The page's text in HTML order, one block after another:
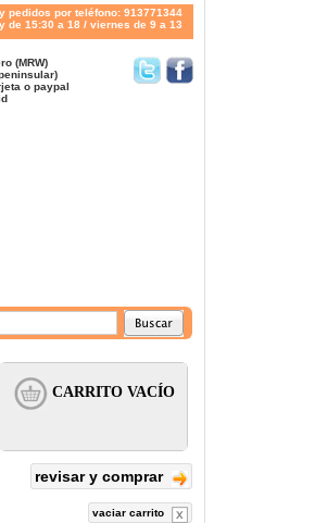
pedidos por teléfono: 913771344
de 15:30 a 18 / viernes de 9 a 13
(MRW)
o paypal
revisar y comprar
vaciar carrito